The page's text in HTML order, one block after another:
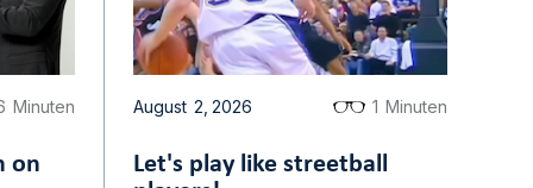
Minuten
on
August 2 2026 1 Minuten
Let's play like streetball